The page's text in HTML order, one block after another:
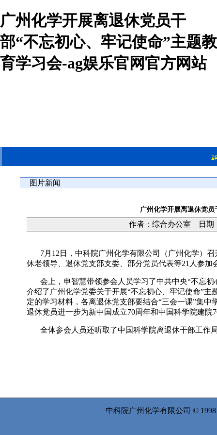
广州化学开展离退休党员干
部“不忘初心、牢记使命”主题教
育学习会-ag娱乐官网官方网站
图片新闻
广州化学开展离退休党
作者：综合办公室 日
7月 12 日，中科院广州化学有限公司（广州化学）
休老领导、退休党支部支委、部分党员代表等21 人参加
会上， 申智慧带领参会人员学习了中共中央“不忘
介绍了广州化学党委关于开展“不忘初心、牢记使命”
定的学习材料，各离退休党支部要结合“三会一课”集
退休党员进一步为新中国成立70周年和中国科学院建院
全体参会人员还听取了中国科学院离退休干部工作
中科院广州化学有限公司 ©